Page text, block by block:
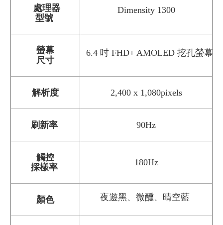
處理器
型號
Dimensity 1300
螢幕
尺寸
6.4 吋 FHD+ AMOLED 挖孔螢幕
解析度 2,400 x 1,080pixels
刷新率 90Hz
觸控
採樣率
180Hz
顏色 夜遊黑、微醺、晴空藍